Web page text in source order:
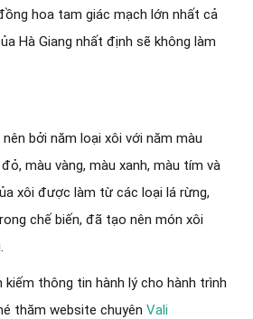
hoa tam giác mạch lớn nhất cả
Hà Giang nhất định sẽ không làm
bởi năm loại xôi với năm màu
màu vàng, màu xanh, màu tím và
xôi được làm từ các loại lá rừng,
chế biến, đã tạo nên món xôi
kiếm thông tin hành lý cho hành trình
thăm website chuyên Vali